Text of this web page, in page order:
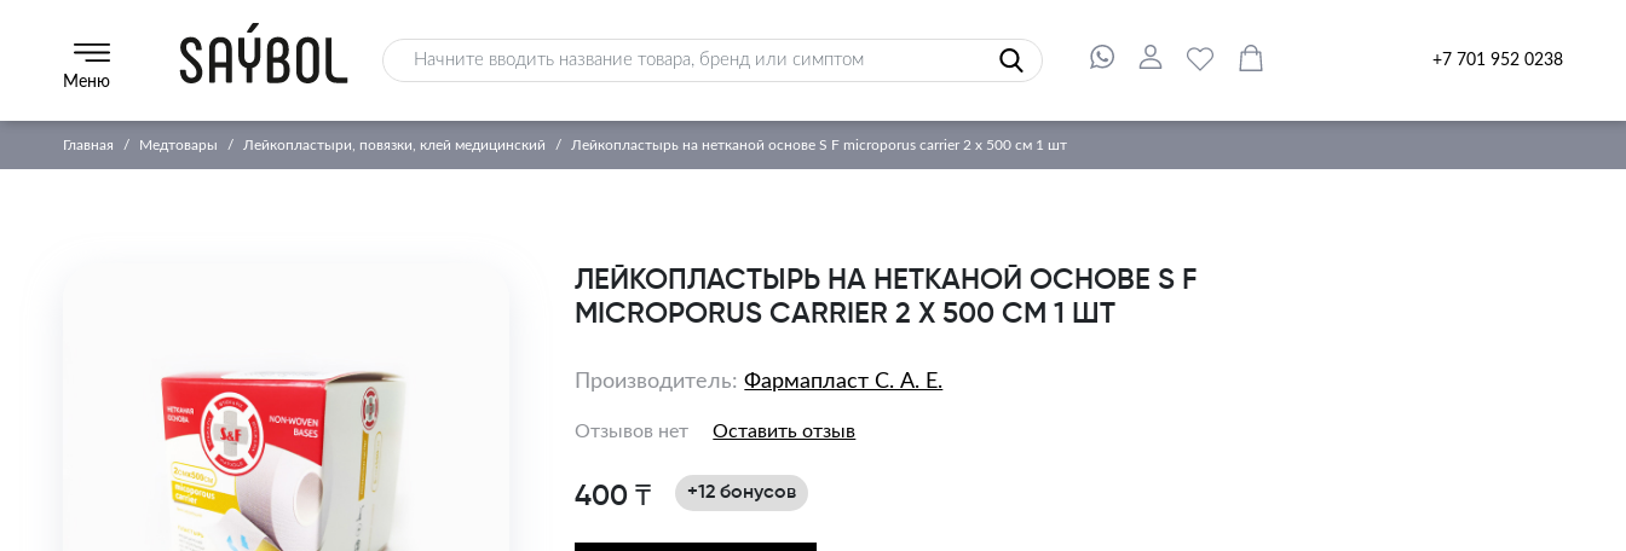
Меню
+7 701 952 0238
Главная Медтовары Лейкопластыри, повязки, клей медицинский Лейкопластырь на нетканой основе S F microporus carrier 2 х 500 см 1 шт
ЛЕЙКОПЛАСТЫРЬ НА НЕТКАНОЙ ОСНОВЕ S F
MICROPORUS CARRIER 2 Х 500 СМ 1 ШТ
Производитель:Фармапласт С. А. Е.
Отзывов нет Оставить отзыв
400 ₸ +12 бонусов